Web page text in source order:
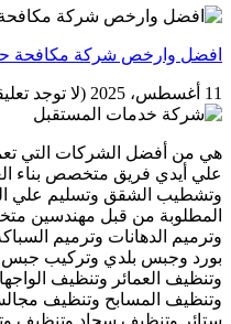
افضل وارخص شركة مكافحة
11 أغسطس، 2025 (لا توجد
هي من أفضل الشركات التي
علي أيدي فريق متخصص بناء
وتشطيب الشقق وتسليم علي
المطلوبة من قبل مهندسين
وترميم الدهانات وترميم
بورد وجبس بلدي وتركيب جبس
وتنظيف العمائر وتنظيف
وتنظيف المسابح وتنظيف
ستائر وتنظيف سجاد وتنظيف